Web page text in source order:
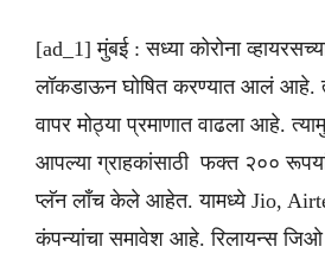
[ad_1] मुंबई : सध्या कोरोना
लॉकडाऊन घोषित करण्यात आलं आहे.
वापर मोठ्या प्रमाणात वाढला आहे.
आपल्या ग्राहकांसाठी फक्त २००
प्लॅन लाँच केले आहेत. यामध्ये Jio,
कंपन्यांचा समावेश आहे. रिलायन्स